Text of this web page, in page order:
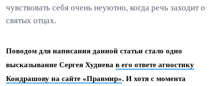
чувствовать себя очень неуютно, когда речь заходит о
святых отцах.
Поводом для написания данной статьи стало одно
высказывание Сергея Худиева в его ответе агностику
Кондрашову на сайте «Правмир». И хотя с момента